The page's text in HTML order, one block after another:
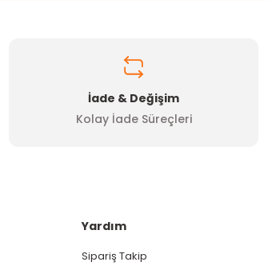
İade & Değişim
Kolay İade Süreçleri
Yardım
Sipariş Takip